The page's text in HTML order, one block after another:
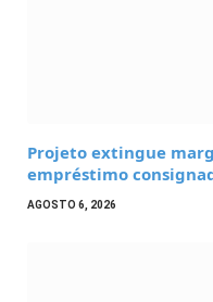
Projeto extingue
empréstimo
AGOSTO 6, 2026